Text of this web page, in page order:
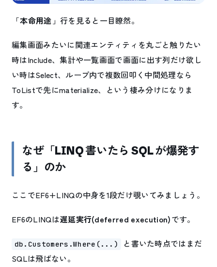
「本命用途 」行を見ると一目瞭然。
編集画面みたいに関連エンティティを丸ごと触りたい
時はInclude、集計や一覧画面で画面に出す列だけ欲し
い時はSelect、ループ内で複数回叩く中間処理なら
ToListで先にmaterialize、という棲み分けになりま
す。
なぜ「LINQ 書いたら SQL が爆発す
る」のか
ここでEF6+LINQの中身を1段だけ覗いてみましょう。
EF6のLINQは遅延実行(deferred execution)です。
db.Customers.Where(...)
と書いた時点ではまだ
SQLは飛ばない。